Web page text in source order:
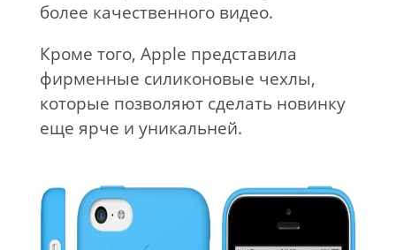
более качественного видео.
Кроме того, Apple представила
фирменные силиконовые чехлы,
которые позволяют сделать новинку
еще ярче и уникальней.